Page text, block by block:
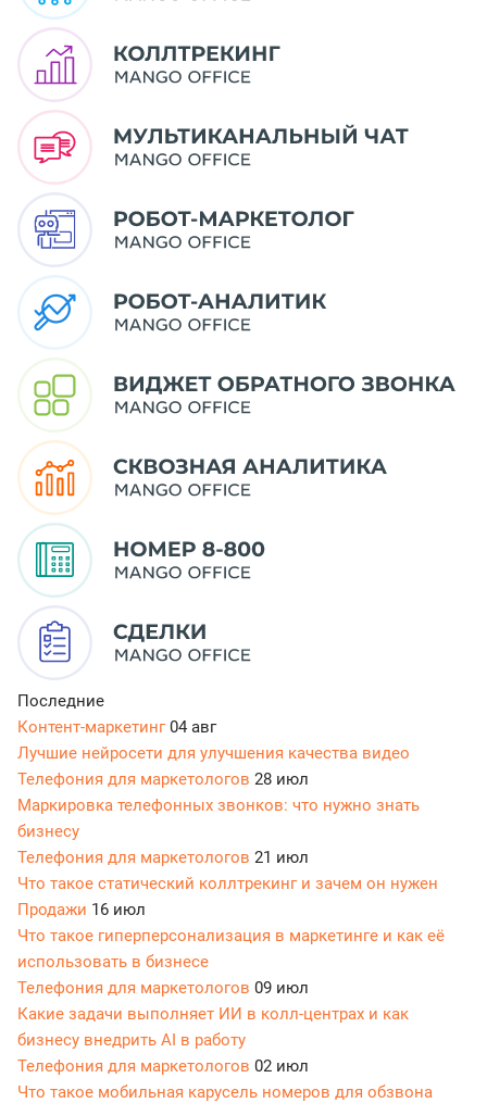
Последние
Контент-маркетинг04 авг
Лучшие нейросети для улучшения качества видео
Телефония для маркетологов 28 июл
Маркировка телефонных звонков: что нужно знать
бизнесу
Телефония для маркетологов 21 июл
Что такое статический коллтрекинг и зачем он нужен
Продажи 16 июл
Что такое гиперперсонализация в маркетинге и как её
использовать в бизнесе
Телефония для маркетологов 09 июл
Какие задачи выполняет ИИ в колл-центрах и как
бизнесу внедрить AI в работу
Телефония для маркетологов 02 июл
Что такое мобильная карусель номеров для обзвона